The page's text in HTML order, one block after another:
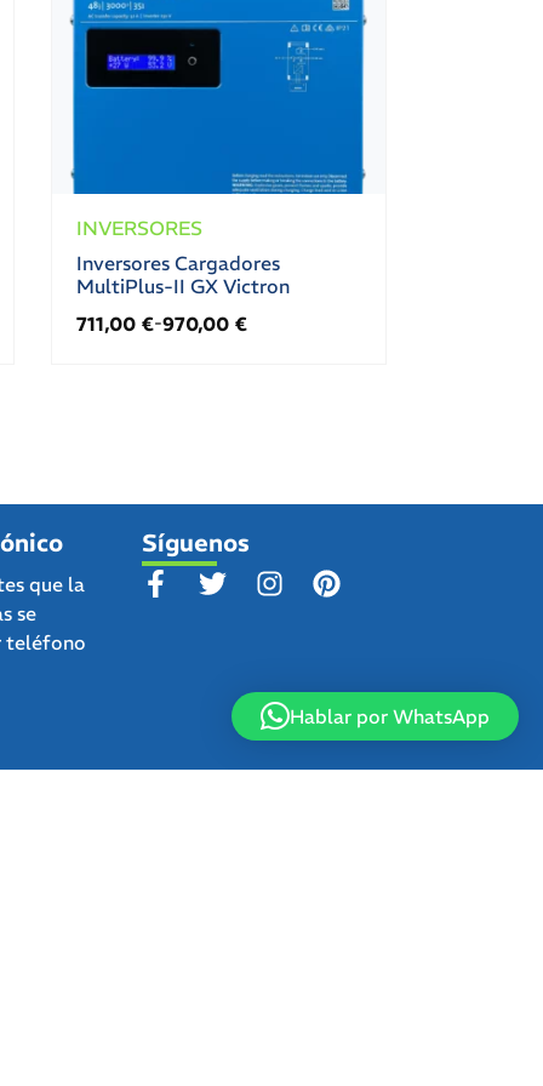
INVERSORES
Inversores Cargadores
MultiPlus-II GX Victron
711,00 €-970,00 €
que la
se
teléfono
Síguenos
Hablar por WhatsApp